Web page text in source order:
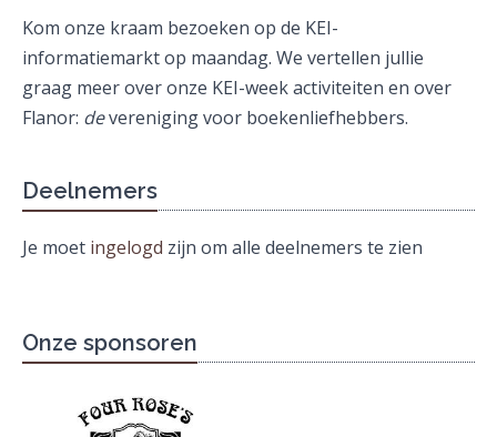
Kom onze kraam bezoeken op de KEI-
informatiemarkt op maandag. We vertellen jullie
graag meer over onze KEI-week activiteiten en over
Flanor: devereniging voor boekenliefhebbers.
Deelnemers
Je moet ingelogd zijn om alle deelnemers te zien
Onze sponsoren